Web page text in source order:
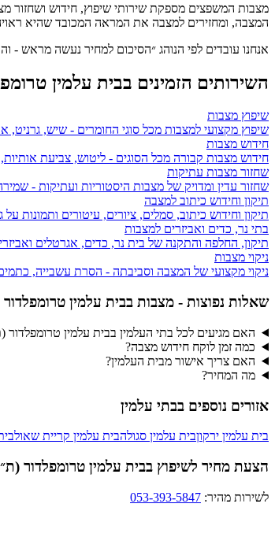
מצבות המשפצים מספקת שירותי שיפוץ, חידוש ושחזור
המצבה, ומחזירים למצבה את המראה המכובד שהיא
אנחנו עובדים לפי הנוהג ״הסיכום למחיר נעשה
השירותים הזמינים בבית עלמין
שיפוץ מצבות
שיפוץ מקצועי למצבות מכל סוגי החומרים - שיש, גרניט,
חידוש מצבות
חידוש מצבות קבורה מכל הסוגים - ליטוש, צביעת
שחזור מצבות עתיקות
שחזור עדין ומדויק של מצבות היסטוריות ועתיקות -
תיקון וחידוש כיתוב למצבה
תיקון וחידוש כיתוב, סמלים, ציורים, עיטורים ותמונות
בתי נר, כדים ואביזרים למצבות
תיקון, החלפה והתקנה של בית נר, כדים, אגרטלים
ניקוי מצבות
ניקוי מקצועי של המצבה וסביבתה - הסרת עשבייה, כתמים,
שאלות נפוצות - מצבות בבית עלמין
האם מגיעים לכל בתי העלמין בבית עלמין טרומפלדור
כמה זמן לוקח חידוש מצבה?
האם צריך אישור מבית העלמין?
מה המחיר?
אזורים נוספים בבתי עלמין
בית עלמין ירקוןבית עלמין סגולהבית עלמין קריית שאול
הצעת מחיר לשיפוץ בבית עלמין טרומפלדור
לשירות מהיר: 053-393-5847